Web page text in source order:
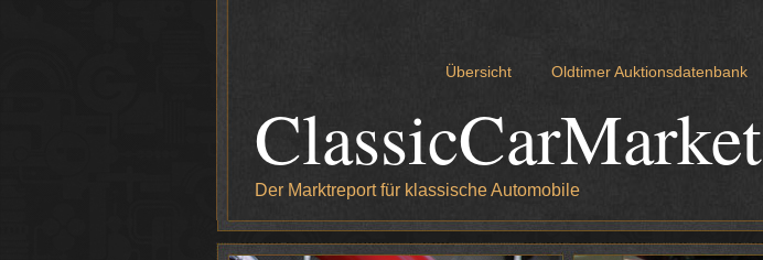
Übersicht Oldtimer Auktionsdatenbank
ClassicCarMarket
Der Marktreport für klassische Automobile